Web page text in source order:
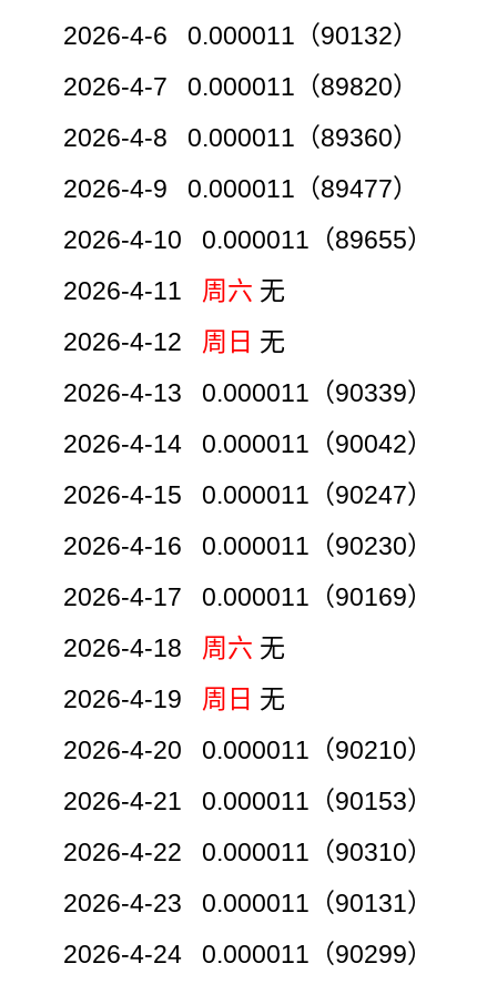
2026-4-6 0.000011（90132）
2026-4-7 0.000011（89820）
2026-4-8 0.000011（89360）
2026-4-9 0.000011（89477）
2026-4-10 0.000011（89655）
2026-4-11 周六 无
2026-4-12 周日 无
2026-4-13 0.000011（90339）
2026-4-14 0.000011（90042）
2026-4-15 0.000011（90247）
2026-4-16 0.000011（90230）
2026-4-17 0.000011（90169）
2026-4-18 周六 无
2026-4-19 周日 无
2026-4-20 0.000011（90210）
2026-4-21 0.000011（90153）
2026-4-22 0.000011（90310）
2026-4-23 0.000011（90131）
2026-4-24 0.000011（90299）